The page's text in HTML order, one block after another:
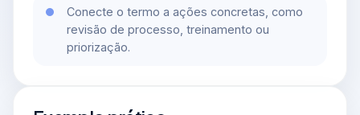
Conecte o termo a ações concretas, como
revisão de processo, treinamento ou
priorização.